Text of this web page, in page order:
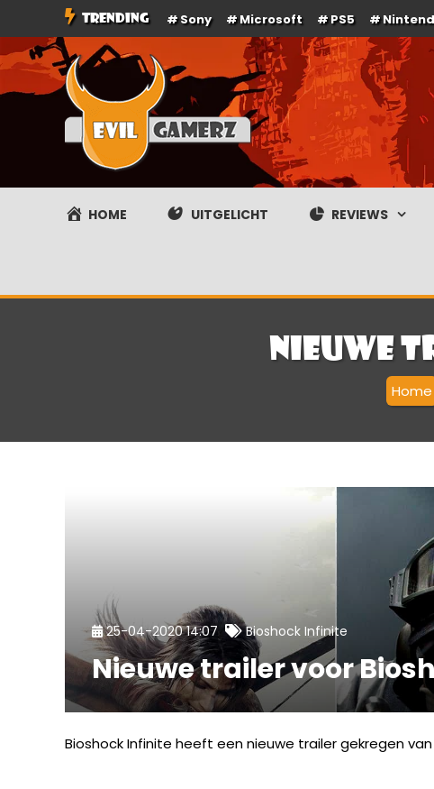
naar
de
TRENDING Sony Microsoft PS5
Evilgamerz
Het meest interessante game nieuws, reviews, coverage en
HOME UITGELICHT REVIEWS
Nieuwe
Home
25-04-2020 14:07 Bioshock Infinite
Nieuwe trailer voor
Bioshock Infinite heeft een nieuwe trailer gekregen